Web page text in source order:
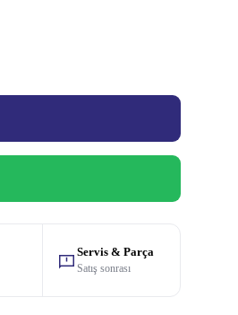
Servis & Parça
Satış sonrası